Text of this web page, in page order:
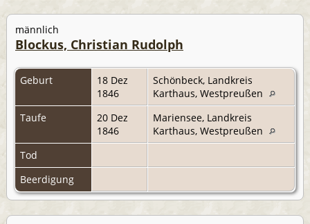
männlich
Blockus, Christian Rudolph
Geburt
18 Dez
1846
Schönbeck, Landkreis
Karthaus, Westpreußen
Taufe
20 Dez
1846
Mariensee, Landkreis
Karthaus, Westpreußen
Tod
Beerdigung